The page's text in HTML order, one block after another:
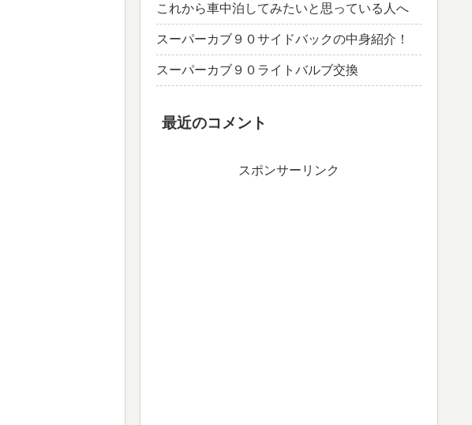
これから車中泊してみたいと思っている人へ
スーパーカブ９０サイドバックの中身紹介！
スーパーカブ９０ライトバルブ交換
最近のコメント
スポンサーリンク